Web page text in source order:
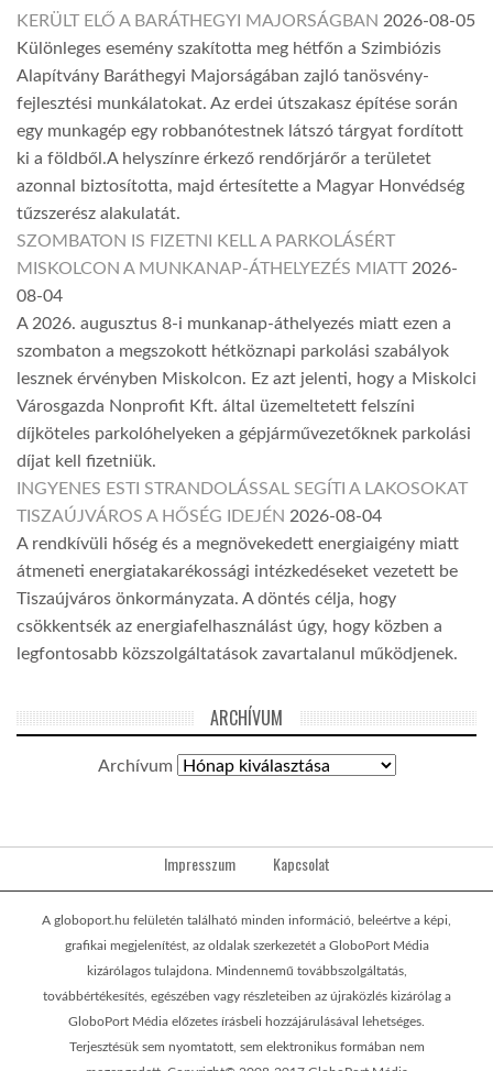
KERÜLT ELŐ A BARÁTHEGYI MAJORSÁGBAN 2026-08-05
Különleges esemény szakította meg hétfőn a Szimbiózis
Alapítvány Baráthegyi Majorságában zajló tanösvény-
fejlesztési munkálatokat. Az erdei útszakasz építése során
egy munkagép egy robbanótestnek látszó tárgyat fordított
ki a földből.A helyszínre érkező rendőrjárőr a területet
azonnal biztosította, majd értesítette a Magyar Honvédség
tűzszerész alakulatát.
SZOMBATON IS FIZETNI KELL A PARKOLÁSÉRT
MISKOLCON A MUNKANAP-ÁTHELYEZÉS MIATT 2026-
08-04
A 2026. augusztus 8-i munkanap-áthelyezés miatt ezen a
szombaton a megszokott hétköznapi parkolási szabályok
lesznek érvényben Miskolcon. Ez azt jelenti, hogy a Miskolci
Városgazda Nonprofit Kft. által üzemeltetett felszíni
díjköteles parkolóhelyeken a gépjárművezetőknek parkolási
díjat kell fizetniük.
INGYENES ESTI STRANDOLÁSSAL SEGÍTI A LAKOSOKAT
TISZAÚJVÁROS A HŐSÉG IDEJÉN 2026-08-04
A rendkívüli hőség és a megnövekedett energiaigény miatt
átmeneti energiatakarékossági intézkedéseket vezetett be
Tiszaújváros önkormányzata. A döntés célja, hogy
csökkentsék az energiafelhasználást úgy, hogy közben a
legfontosabb közszolgáltatások zavartalanul működjenek.
ARCHÍVUM
Archívum
Impresszum Kapcsolat
A globoport.hu felületén található minden információ, beleértve a képi,
grafikai megjelenítést, az oldalak szerkezetét a GloboPort Média
kizárólagos tulajdona. Mindennemű továbbszolgáltatás,
továbbértékesítés, egészében vagy részleteiben az újraközlés kizárólag a
GloboPort Média előzetes írásbeli hozzájárulásával lehetséges.
Terjesztésük sem nyomtatott, sem elektronikus formában nem